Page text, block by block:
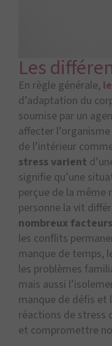
Les
En règle générale,
d’adaptation du
soumise par un
affecter
de l’intérieur
stress varient
signifie qu’une
perçue de la même
personne la vit
nombreux facteurs
les conflits
manque de temps,
les problèmes
mais aussi
manque de défis et
réactions de stress
et compromettre